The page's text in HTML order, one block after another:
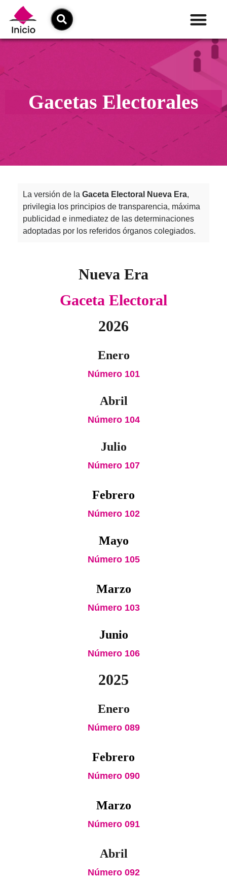
Gacetas Electorales
La versión de la Gaceta Electoral Nueva Era,
privilegia los principios de transparencia, máxima
publicidad e inmediatez de las determinaciones
adoptadas por los referidos órganos colegiados.
Nueva Era
Gaceta Electoral
2026
Enero
Número 101
Abril
Número 104
Julio
Número 107
Febrero
Número 102
Mayo
Número 105
Marzo
Número 103
Junio
Número 106
2025
Enero
Número 089
Febrero
Número 090
Marzo
Número 091
Abril
Número 092